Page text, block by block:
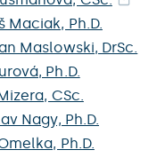
Maciak, Ph.D.
Maslowski, DrSc.
Ph.D.
CSc.
Nagy, Ph.D.
Ph.D.